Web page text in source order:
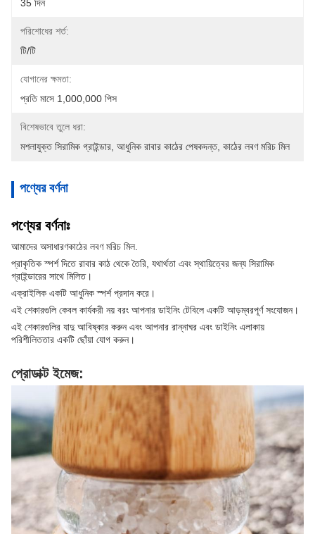
35 দিন
পরিশোধের শর্ত:
টি/টি
যোগানের ক্ষমতা:
প্রতি মাসে 1,000,000 পিস
বিশেষভাবে তুলে ধরা:
মশলাযুক্ত সিরামিক গ্রাইন্ডার আধুনিক রাবার কাঠের পেষকদন্ত, কাঠের লবণ মরিচ মিল
পণ্যের বর্ণনা
পণ্যের বর্ণনাঃ
আমাদের অসাধারণকাঠের লবণ মরিচ মিল
প্রাকৃতিক স্পর্শ দিতে রাবার কাঠ থেকে তৈরি, যথার্থতা এবং স্থায়িত্বের জন্য সিরামিক
গ্রাইন্ডারের সাথে মিলিত।
এক্রাইলিক একটি আধুনিক স্পর্শ প্রদান করে।
এই শেকারগুলি কেবল কার্যকরী নয় বরং আপনার ডাইনিং টেবিলে একটি আড়ম্বরপূর্ণ সংযোজন।
এই শেকারগুলির যাদু আবিষ্কার করুন এবং আপনার রান্নাঘর এবং ডাইনিং এলাকায়
পরিশীলিততার একটি ছোঁয়া যোগ করুন।
প্রোডাক্ট ইমেজ: